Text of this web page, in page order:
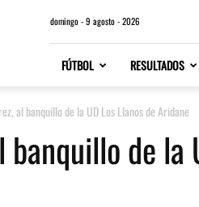
domingo - 9 agosto - 2026
FÚTBOL RESULTADOS
al banquillo de la UD Los Llanos de Aridane
banquillo de la